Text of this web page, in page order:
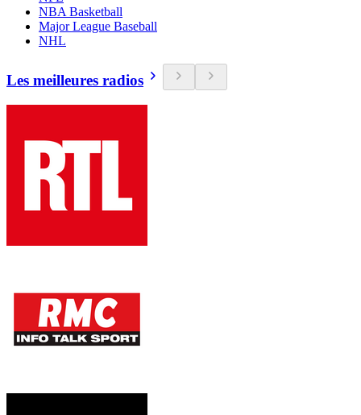
NBA Basketball
Major League Baseball
NHL
Les meilleures radios